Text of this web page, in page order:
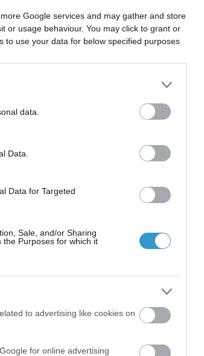
Google services and may gather and store
or usage behaviour. You may click to grant or
to use your data for below specified purposes
data.
Data.
Data for Targeted
Sale, and/or Sharing
Purposes for which it
to advertising like cookies on
for online advertising